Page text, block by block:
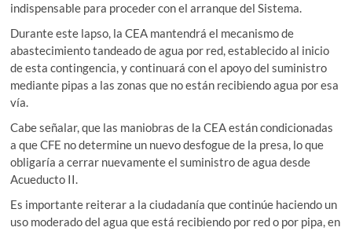
indispensable para proceder con el arranque del Sistema.
Durante este lapso, la CEA mantendrá el mecanismo de
abastecimiento tandeado de agua por red, establecido al inicio
de esta contingencia, y continuará con el apoyo del suministro
mediante pipas a las zonas que no están recibiendo agua por esa
vía.
Cabe señalar, que las maniobras de la CEA están condicionadas
a que CFE no determine un nuevo desfogue de la presa, lo que
obligaría a cerrar nuevamente el suministro de agua desde
Acueducto II.
Es importante reiterar a la ciudadanía que continúe haciendo un
uso moderado del agua que está recibiendo por red o por pipa, en